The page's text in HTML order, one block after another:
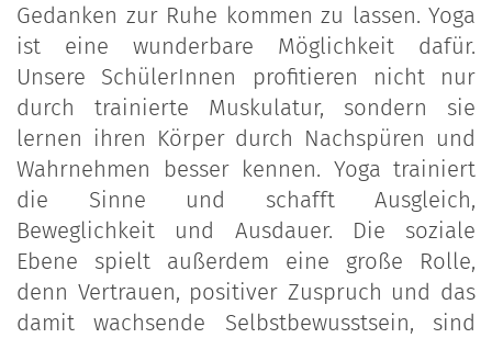
Gedanken zur Ruhe kommen zu lassen. Yoga
ist eine wunderbare Möglichkeit dafür.
Unsere SchülerInnen profitieren nicht nur
durch trainierte Muskulatur, sondern sie
lernen ihren Körper durch Nachspüren und
Wahrnehmen besser kennen. Yoga trainiert
die Sinne und schafft Ausgleich,
Beweglichkeit und Ausdauer. Die soziale
Ebene spielt außerdem eine große Rolle,
denn Vertrauen, positiver Zuspruch und das
damit wachsende Selbstbewusstsein, sind